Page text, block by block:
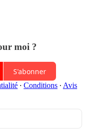
moi ?
S'abonner
∙ Conditions ∙ Avis